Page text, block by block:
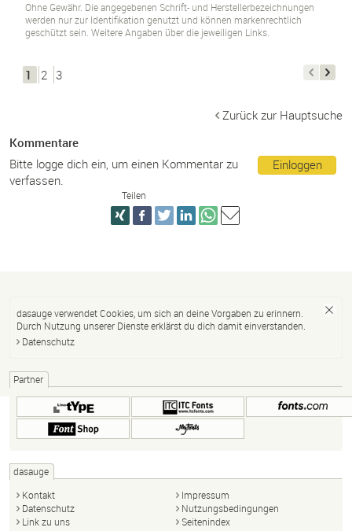
Ohne Gewähr. Die angegebenen Schrift- und Herstellerbezeichnungen
werden nur zur Identifikation genutzt und können markenrechtlich
geschützt sein. Weitere Angaben über die jeweiligen Links.
1 2 3
Zurück zur Hauptsuche
Kommentare
Einloggen
Bitte logge dich ein, um einen Kommentar zu
verfassen.
Teilen
dasauge verwendet Cookies, um sich an deine Vorgaben zu erinnern.
Durch Nutzung unserer Dienste erklärst du dich damit einverstanden.
Datenschutz
Partner
dasauge
Kontakt
Impressum
Datenschutz
Nutzungsbedingungen
Link zu uns
Seitenindex